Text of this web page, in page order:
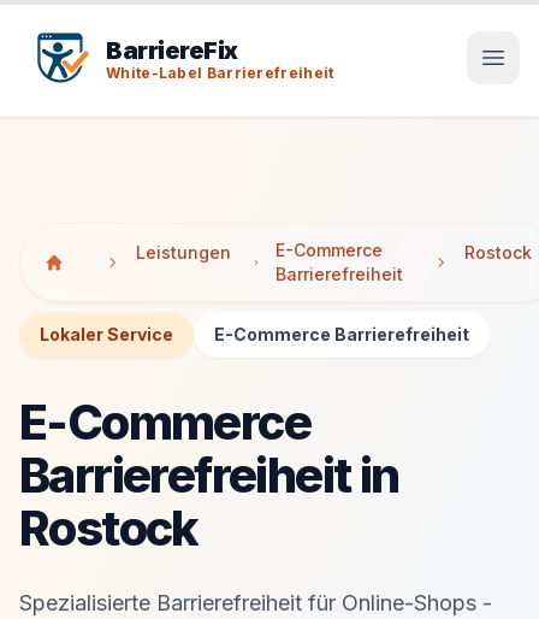
BarriereFix
White-Label Barrierefreiheit
Leistungen
E-Commerce
Barrierefreiheit
Rostock
Lokaler Service E-Commerce Barrierefreiheit
E-Commerce
Barrierefreiheit in
Rostock
Spezialisierte Barrierefreiheit für Online-Shops -